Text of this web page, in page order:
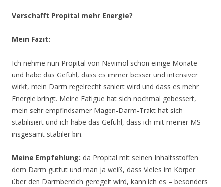
Verschafft Propital mehr Energie?
Mein Fazit:
Ich nehme nun Propital von Navimol schon einige Monate
und habe das Gefühl, dass es immer besser und intensiver
wirkt, mein Darm regelrecht saniert wird und dass es mehr
Energie bringt. Meine Fatigue hat sich nochmal gebessert,
mein sehr empfindsamer Magen-Darm-Trakt hat sich
stabilisiert und ich habe das Gefühl, dass ich mit meiner MS
insgesamt stabiler bin.
Meine Empfehlung: da Propital mit seinen Inhaltsstoffen
dem Darm guttut und man ja weiß, dass Vieles im Körper
über den Darmbereich geregelt wird, kann ich es – besonders